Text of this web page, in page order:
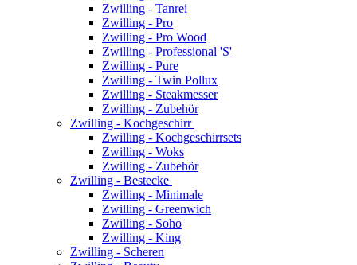
Zwilling - Tanrei
Zwilling - Pro
Zwilling - Pro Wood
Zwilling - Professional 'S'
Zwilling - Pure
Zwilling - Twin Pollux
Zwilling - Steakmesser
Zwilling - Zubehör
Zwilling - Kochgeschirr
Zwilling - Kochgeschirrsets
Zwilling - Woks
Zwilling - Zubehör
Zwilling - Bestecke
Zwilling - Minimale
Zwilling - Greenwich
Zwilling - Soho
Zwilling - King
Zwilling - Scheren